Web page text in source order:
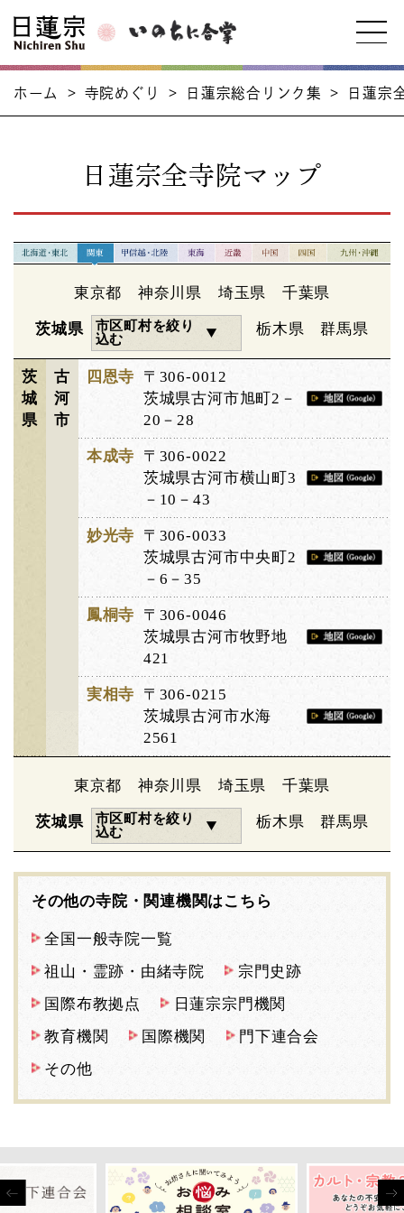
ホーム > 寺院めぐり > 日蓮宗総合リンク集 > 日蓮宗
日蓮宗全寺院マップ
東京都 神奈川県 埼玉県 千葉県
茨城県
市区町村を絞り
込む
栃木県 群馬県
茨
城
県
古
河
市
四恩寺
〒306-0012
茨城県古河市旭町2－
20－28
本成寺
〒306-0022
茨城県古河市横山町3
－10－43
妙光寺
〒306-0033
茨城県古河市中央町2
－6－35
鳳桐寺
〒306-0046
茨城県古河市牧野地
421
実相寺
〒306-0215
茨城県古河市水海
2561
東京都 神奈川県 埼玉県 千葉県
茨城県
市区町村を絞り
込む
栃木県 群馬県
その他の寺院・関連機関はこちら
全国一般寺院一覧
祖山・霊跡・由緒寺院
宗門史跡
国際布教拠点
日蓮宗宗門機関
教育機関
国際機関
門下連合会
その他